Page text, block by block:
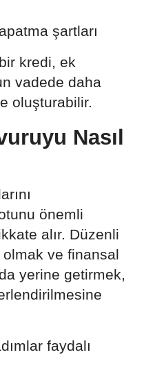
şartları
kredi, ek
vadede daha
oluşturabilir.
Nasıl
önemli
alır. Düzenli
ve finansal
yerine getirmek,
faydalı